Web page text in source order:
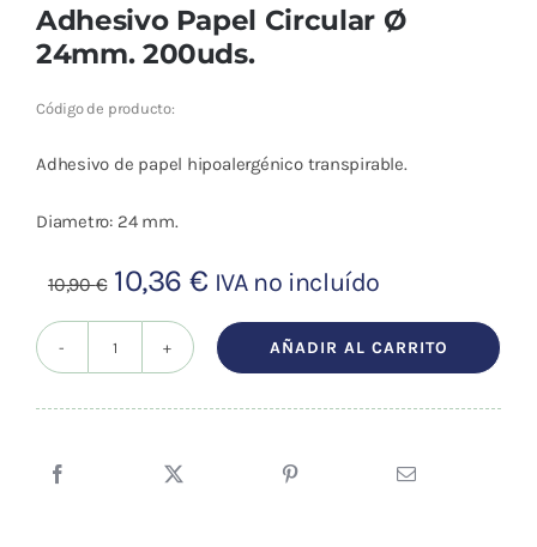
Material de
Adhesivo Papel Circular Ø
24mm. 200uds.
Código de producto:
Adhesivo de papel hipoalergénico transpirable.
Diametro: 24 mm.
10,90€ El
precio
original
10,36 €El
precio
actual
IVA no incluído
Adhesivo
AÑADIR AL CARRITO